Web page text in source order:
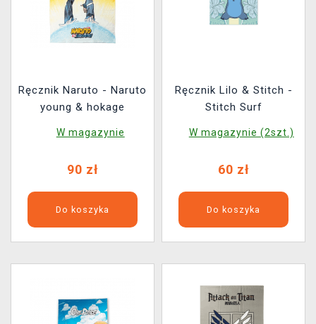
Ręcznik Naruto - Naruto
young & hokage
W magazynie
90 zł
Do koszyka
Ręcznik Lilo & Stitch -
Stitch Surf
W magazynie (2szt.)
60 zł
Do koszyka